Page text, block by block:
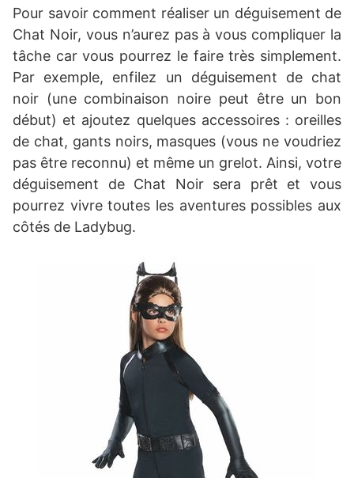
Pour savoir comment réaliser un déguisement de
Chat Noir, vous n’aurez pas à vous compliquer la
tâche car vous pourrez le faire très simplement.
Par exemple, enfilez un déguisement de chat
noir (une combinaison noire peut être un bon
début) et ajoutez quelques accessoires : oreilles
de chat, gants noirs, masques (vous ne voudriez
pas être reconnu) et même un grelot. Ainsi, votre
déguisement de Chat Noir sera prêt et vous
pourrez vivre toutes les aventures possibles aux
côtés de Ladybug.